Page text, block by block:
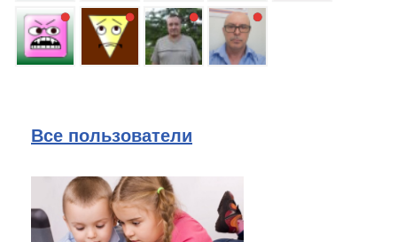
Все пользователи